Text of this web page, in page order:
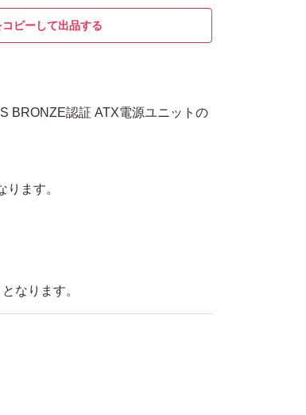
ピーして出品する
BRONZE認証 ATX電源ユニットの
ます。
なります。